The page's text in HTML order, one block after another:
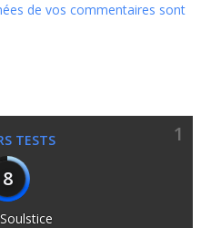
de vos commentaires sont
TESTS
1
8